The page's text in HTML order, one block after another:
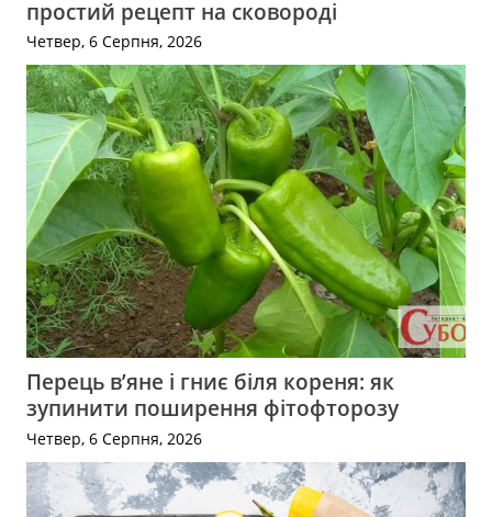
простий рецепт на сковороді
Четвер, 6 Серпня, 2026
Перець в’яне і гниє біля кореня: як
зупинити поширення фітофторозу
Четвер, 6 Серпня, 2026